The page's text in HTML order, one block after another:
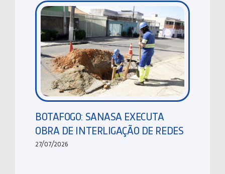
BOTAFOGO: SANASA EXECUTA
OBRA DE INTERLIGAÇÃO DE REDES
27/07/2026